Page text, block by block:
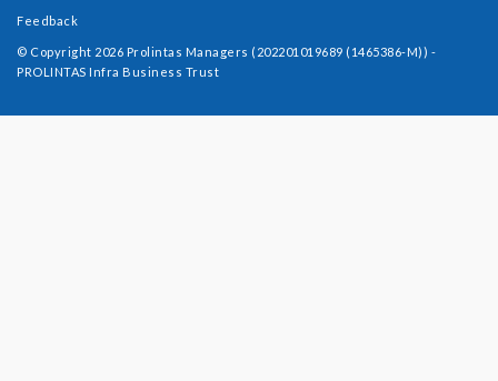
Feedback
© Copyright 2026 Prolintas Managers (202201019689 (1465386-M)) -
PROLINTAS Infra Business Trust